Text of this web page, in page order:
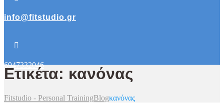
info@fitstudio.gr
6947332046
Ετικέτα: κανόνας
Fitstudio - Personal TrainingBlogκανόνας